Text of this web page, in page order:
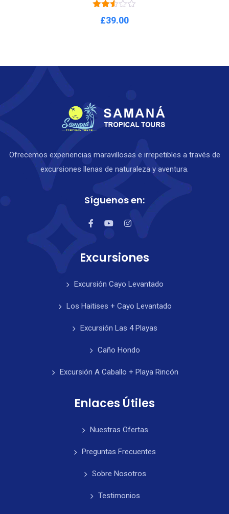
Ofrecemos experiencias maravillosas e irrepetibles a través de
excursiones llenas de naturaleza y aventura.
Síguenos en:
Excursiones
Excursión Cayo Levantado
Los Haitises + Cayo Levantado
Excursión Las 4 Playas
Caño Hondo
Excursión A Caballo + Playa Rincón
Enlaces Útiles
Nuestras Ofertas
Preguntas Frecuentes
Sobre Nosotros
Testimonios